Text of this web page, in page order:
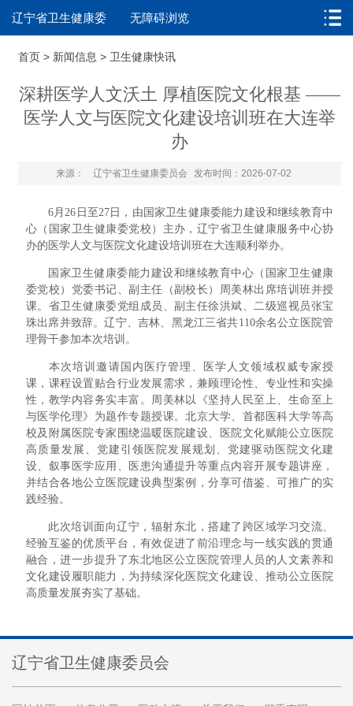
辽宁省卫生健康委 无障碍浏览
首页 > 新闻信息 > 卫生健康快讯
深耕医学人文沃土 厚植医院文化根基 ——
医学人文与医院文化建设培训班在大连举
办
来源： 辽宁省卫生健康委员会 发布时间：2026-07-02
6月26日至27日，由国家卫生健康委能力建设和继续教育中
心（国家卫生健康委党校）主办，辽宁省卫生健康服务中心协
办的医学人文与医院文化建设培训班在大连顺利举办。
国家卫生健康委能力建设和继续教育中心（国家卫生健康
委党校）党委书记、副主任（副校长）周美林出席培训班并授
课。省卫生健康委党组成员、副主任徐洪斌、二级巡视员张宝
珠出席并致辞。辽宁、吉林、黑龙江三省共110余名公立医院管
理骨干参加本次培训。
本次培训邀请国内医疗管理、医学人文领域权威专家授
课，课程设置贴合行业发展需求，兼顾理论性、专业性和实操
性，教学内容务实丰富。周美林以《坚持人民至上、生命至上
与医学伦理》为题作专题授课。北京大学、首都医科大学等高
校及附属医院专家围绕温暖医院建设、医院文化赋能公立医院
高质量发展、党建引领医院发展规划、党建驱动医院文化建
设、叙事医学应用、医患沟通提升等重点内容开展专题讲座，
并结合各地公立医院建设典型案例，分享可借鉴、可推广的实
践经验。
此次培训面向辽宁，辐射东北，搭建了跨区域学习交流、
经验互鉴的优质平台，有效促进了前沿理念与一线实践的贯通
融合，进一步提升了东北地区公立医院管理人员的人文素养和
文化建设履职能力，为持续深化医院文化建设、推动公立医院
高质量发展夯实了基础。
辽宁省卫生健康委员会